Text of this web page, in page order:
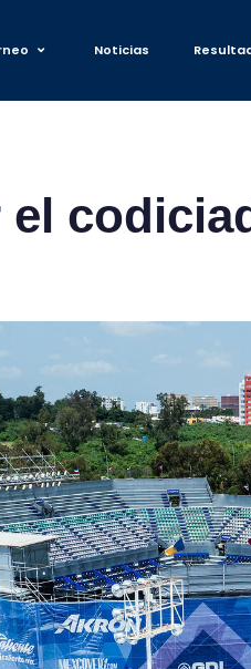
Noticias